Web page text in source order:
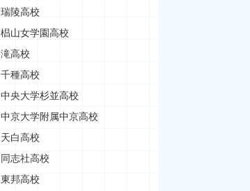
瑞陵高校
椙山女学園高校
滝高校
千種高校
中央大学杉並高校
中京大学附属中京高校
天白高校
同志社高校
東邦高校